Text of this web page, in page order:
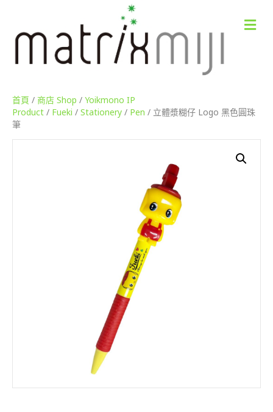
M
e
首頁 / 商店 Shop / Yoikmono IP
Product / Fueki / Stationery / Pen / 立體漿糊仔 Logo 黑色圓珠
筆